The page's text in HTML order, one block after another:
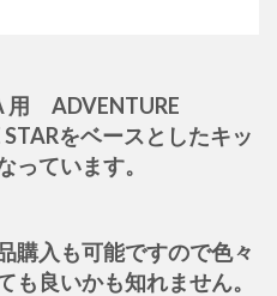
用 ADVENTURE
をベースとしたキッ
っています。
購入も可能ですので色々
も良いかも知れません。